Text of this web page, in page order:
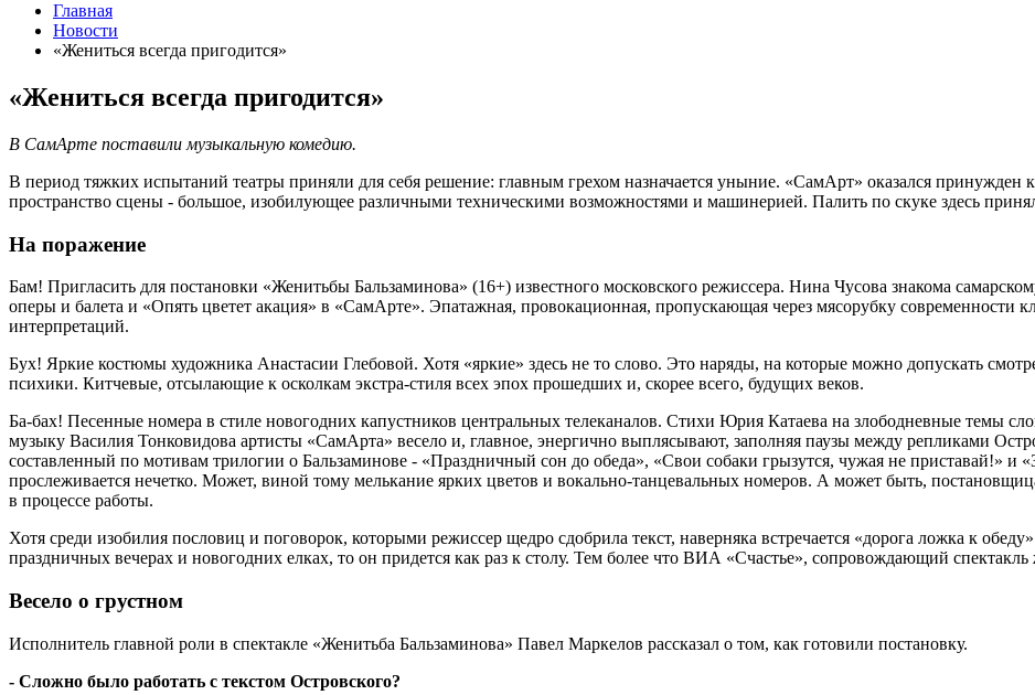
Главная
Новости
«Жениться всегда пригодится»
«Жениться всегда пригодится»
В СамАрте поставили музыкальную комедию.
В период тяжких испытаний театры приняли для себя решение: главным грехом назначается уныние. «СамАрт» оказался принужден
пространство сцены - большое, изобилующее различными техническими возможностями и машинерией. Палить по скуке здесь
На поражение
Бам! Пригласить для постановки «Женитьбы Бальзаминова» (16+) известного московского режиссера. Нина Чусова знакома
оперы и балета и «Опять цветет акация» в «СамАрте». Эпатажная, провокационная, пропускающая через мясорубку современности
интерпретаций.
Бух! Яркие костюмы художника Анастасии Глебовой. Хотя «яркие» здесь не то слово. Это наряды, на которые можно допускать
психики. Китчевые, отсылающие к осколкам экстра-стиля всех эпох прошедших и, скорее всего, будущих веков.
Ба-бах! Песенные номера в стиле новогодних капустников центральных телеканалов. Стихи Юрия Катаева на злободневные темы
музыку Василия Тонковидова артисты «СамАрта» весело и, главное, энергично выплясывают, заполняя паузы между репликами
составленный по мотивам трилогии о Бальзаминове - «Праздничный сон до обеда», «Свои собаки грызутся, чужая не приставай!» и
прослеживается нечетко. Может, виной тому мелькание ярких цветов и вокально-танцевальных номеров. А может быть,
в процессе работы.
Хотя среди изобилия пословиц и поговорок, которыми режиссер щедро сдобрила текст, наверняка встречается «дорога ложка к
праздничных вечерах и новогодних елках, то он придется как раз к столу. Тем более что ВИА «Счастье», сопровождающий
Весело о грустном
Исполнитель главной роли в спектакле «Женитьба Бальзаминова» Павел Маркелов рассказал о том, как готовили постановку.
- Сложно было работать с текстом Островского?